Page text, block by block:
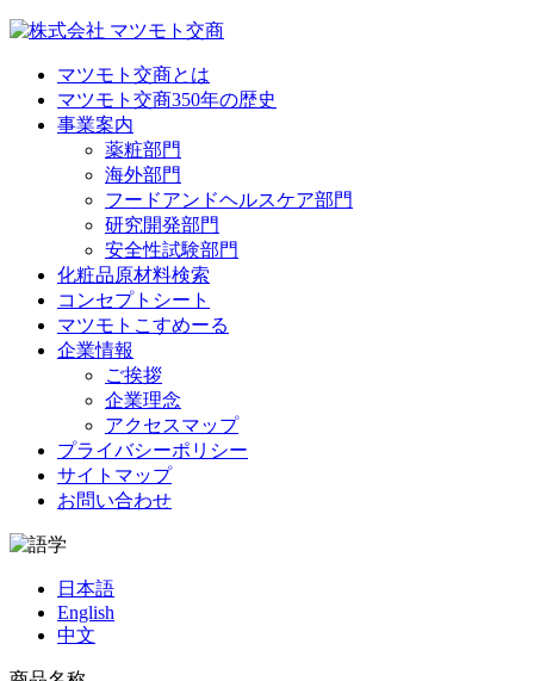
マツモト交商とは
マツモト交商350年の歴史
事業案内
薬粧部門
海外部門
フードアンドヘルスケア部門
研究開発部門
安全性試験部門
化粧品原材料検索
コンセプトシート
マツモトこすめーる
企業情報
ご挨拶
企業理念
アクセスマップ
プライバシーポリシー
サイトマップ
お問い合わせ
日本語
English
中文